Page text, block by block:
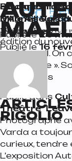
Passer au
Navigation
RIGOLIO
Pourquoi il
Mille Ailleurs
Publié le26
À Mille Ailleurs
parler “des”
vous présente
édition du
au 02 avril. On
la jeunesse ».
spectacles
Publié dans
Théâtre
5 bonnes
d’Agnès
Thionville
Publié le16
Photographe
Varda a
curieux,
L’exposition